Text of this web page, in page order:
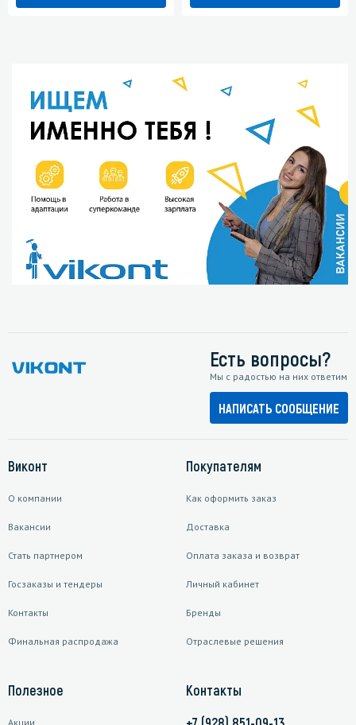
Есть вопросы?
Мы с радостью на них ответим
НАПИСАТЬ СООБЩЕНИЕ
Виконт
О компании
Вакансии
Стать партнером
Госзаказы и тендеры
Контакты
Финальная распродажа
Покупателям
Как оформить заказ
Доставка
Оплата заказа и возврат
Личный кабинет
Бренды
Отраслевые решения
Полезное
Акции
Контакты